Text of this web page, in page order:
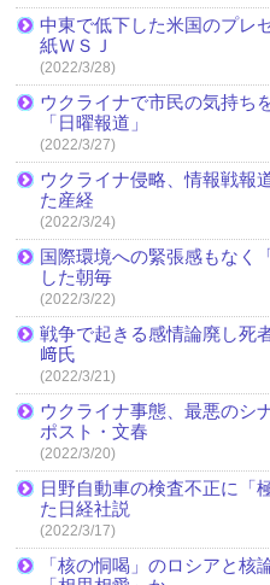
中東で低下した米国のプレ
紙ＷＳＪ
(2022/3/28)
ウクライナで市民の気持ち
「日曜報道」
(2022/3/27)
ウクライナ侵略、情報戦報
た産経
(2022/3/24)
国際環境への緊張感もなく
した朝毎
(2022/3/22)
戦争で起きる感情論廃し死
﨑氏
(2022/3/21)
ウクライナ事態、最悪のシ
ポスト・文春
(2022/3/20)
日野自動車の検査不正に「
た日経社説
(2022/3/17)
「核の恫喝」のロシアと核